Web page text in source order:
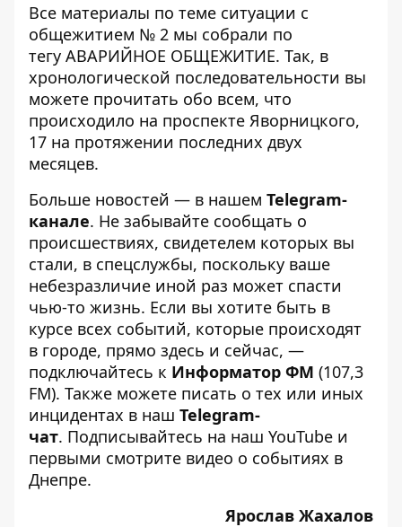
Все материалы по теме ситуации с
общежитием № 2 мы собрали по
тегу АВАРИЙНОЕ ОБЩЕЖИТИЕ. Так, в
хронологической последовательности вы
можете прочитать обо всем, что
происходило на проспекте Яворницкого,
17 на протяжении последних двух
месяцев.
Больше новостей — в нашем Telegram-
канале. Не забывайте сообщать о
происшествиях, свидетелем которых вы
стали, в спецслужбы, поскольку ваше
небезразличие иной раз может спасти
чью-то жизнь. Если вы хотите быть в
курсе всех событий, которые происходят
в городе, прямо здесь и сейчас, —
подключайтесь к Информатор ФМ (107,3
FM). Также можете писать о тех или иных
инцидентах в наш Telegram-
чат. Подписывайтесь на наш YouTube и
первыми смотрите видео о событиях в
Днепре.
Ярослав Жахалов